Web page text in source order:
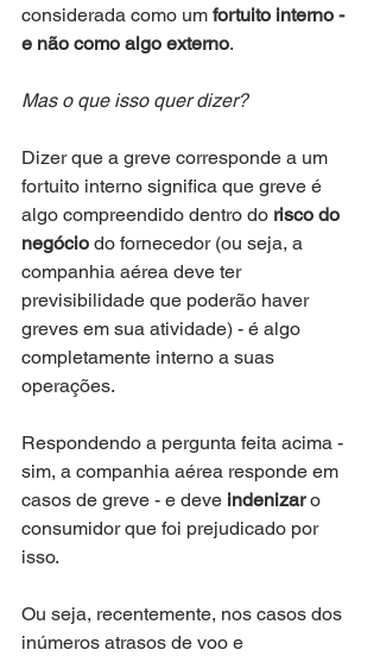
considerada como um fortuito interno -
e não como algo externo.
Mas o que isso quer dizer?
Dizer que a greve corresponde a um
fortuito interno significa que greve é
algo compreendido dentro do risco do
negócio do fornecedor (ou seja, a
companhia aérea deve ter
previsibilidade que poderão haver
greves em sua atividade) - é algo
completamente interno a suas
operações.
Respondendo a pergunta feita acima -
sim, a companhia aérea responde em
casos de greve - e deve indenizar o
consumidor que foi prejudicado por
isso.
Ou seja, recentemente, nos casos dos
inúmeros atrasos de voo e